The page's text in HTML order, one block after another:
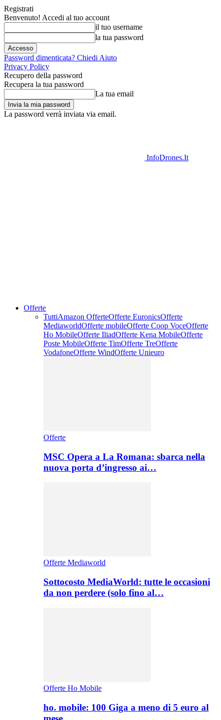
Registrati
Benvenuto! Accedi al tuo account
il tuo username
la tua password
Password dimenticata? Chiedi Aiuto
Privacy Policy
Recupero della password
Recupera la tua password
La tua email
La password verrà inviata via email.
InfoDrones.It
Offerte
TuttiAmazon OfferteOfferte EuronicsOfferte
MediaworldOfferte mobileOfferte Coop VoceOfferte
Ho MobileOfferte IliadOfferte Kena MobileOfferte
Poste MobileOfferte TimOfferte TreOfferte
VodafoneOfferte WindOfferte Unieuro
Offerte
MSC Opera a La Romana: sbarca nella
nuova porta d’ingresso ai…
Offerte Mediaworld
Sottocosto MediaWorld: tutte le occasioni
da non perdere (solo fino al…
Offerte Ho Mobile
ho. mobile: 100 Giga a meno di 5 euro al